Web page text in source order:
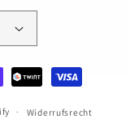
Widerrufsrecht